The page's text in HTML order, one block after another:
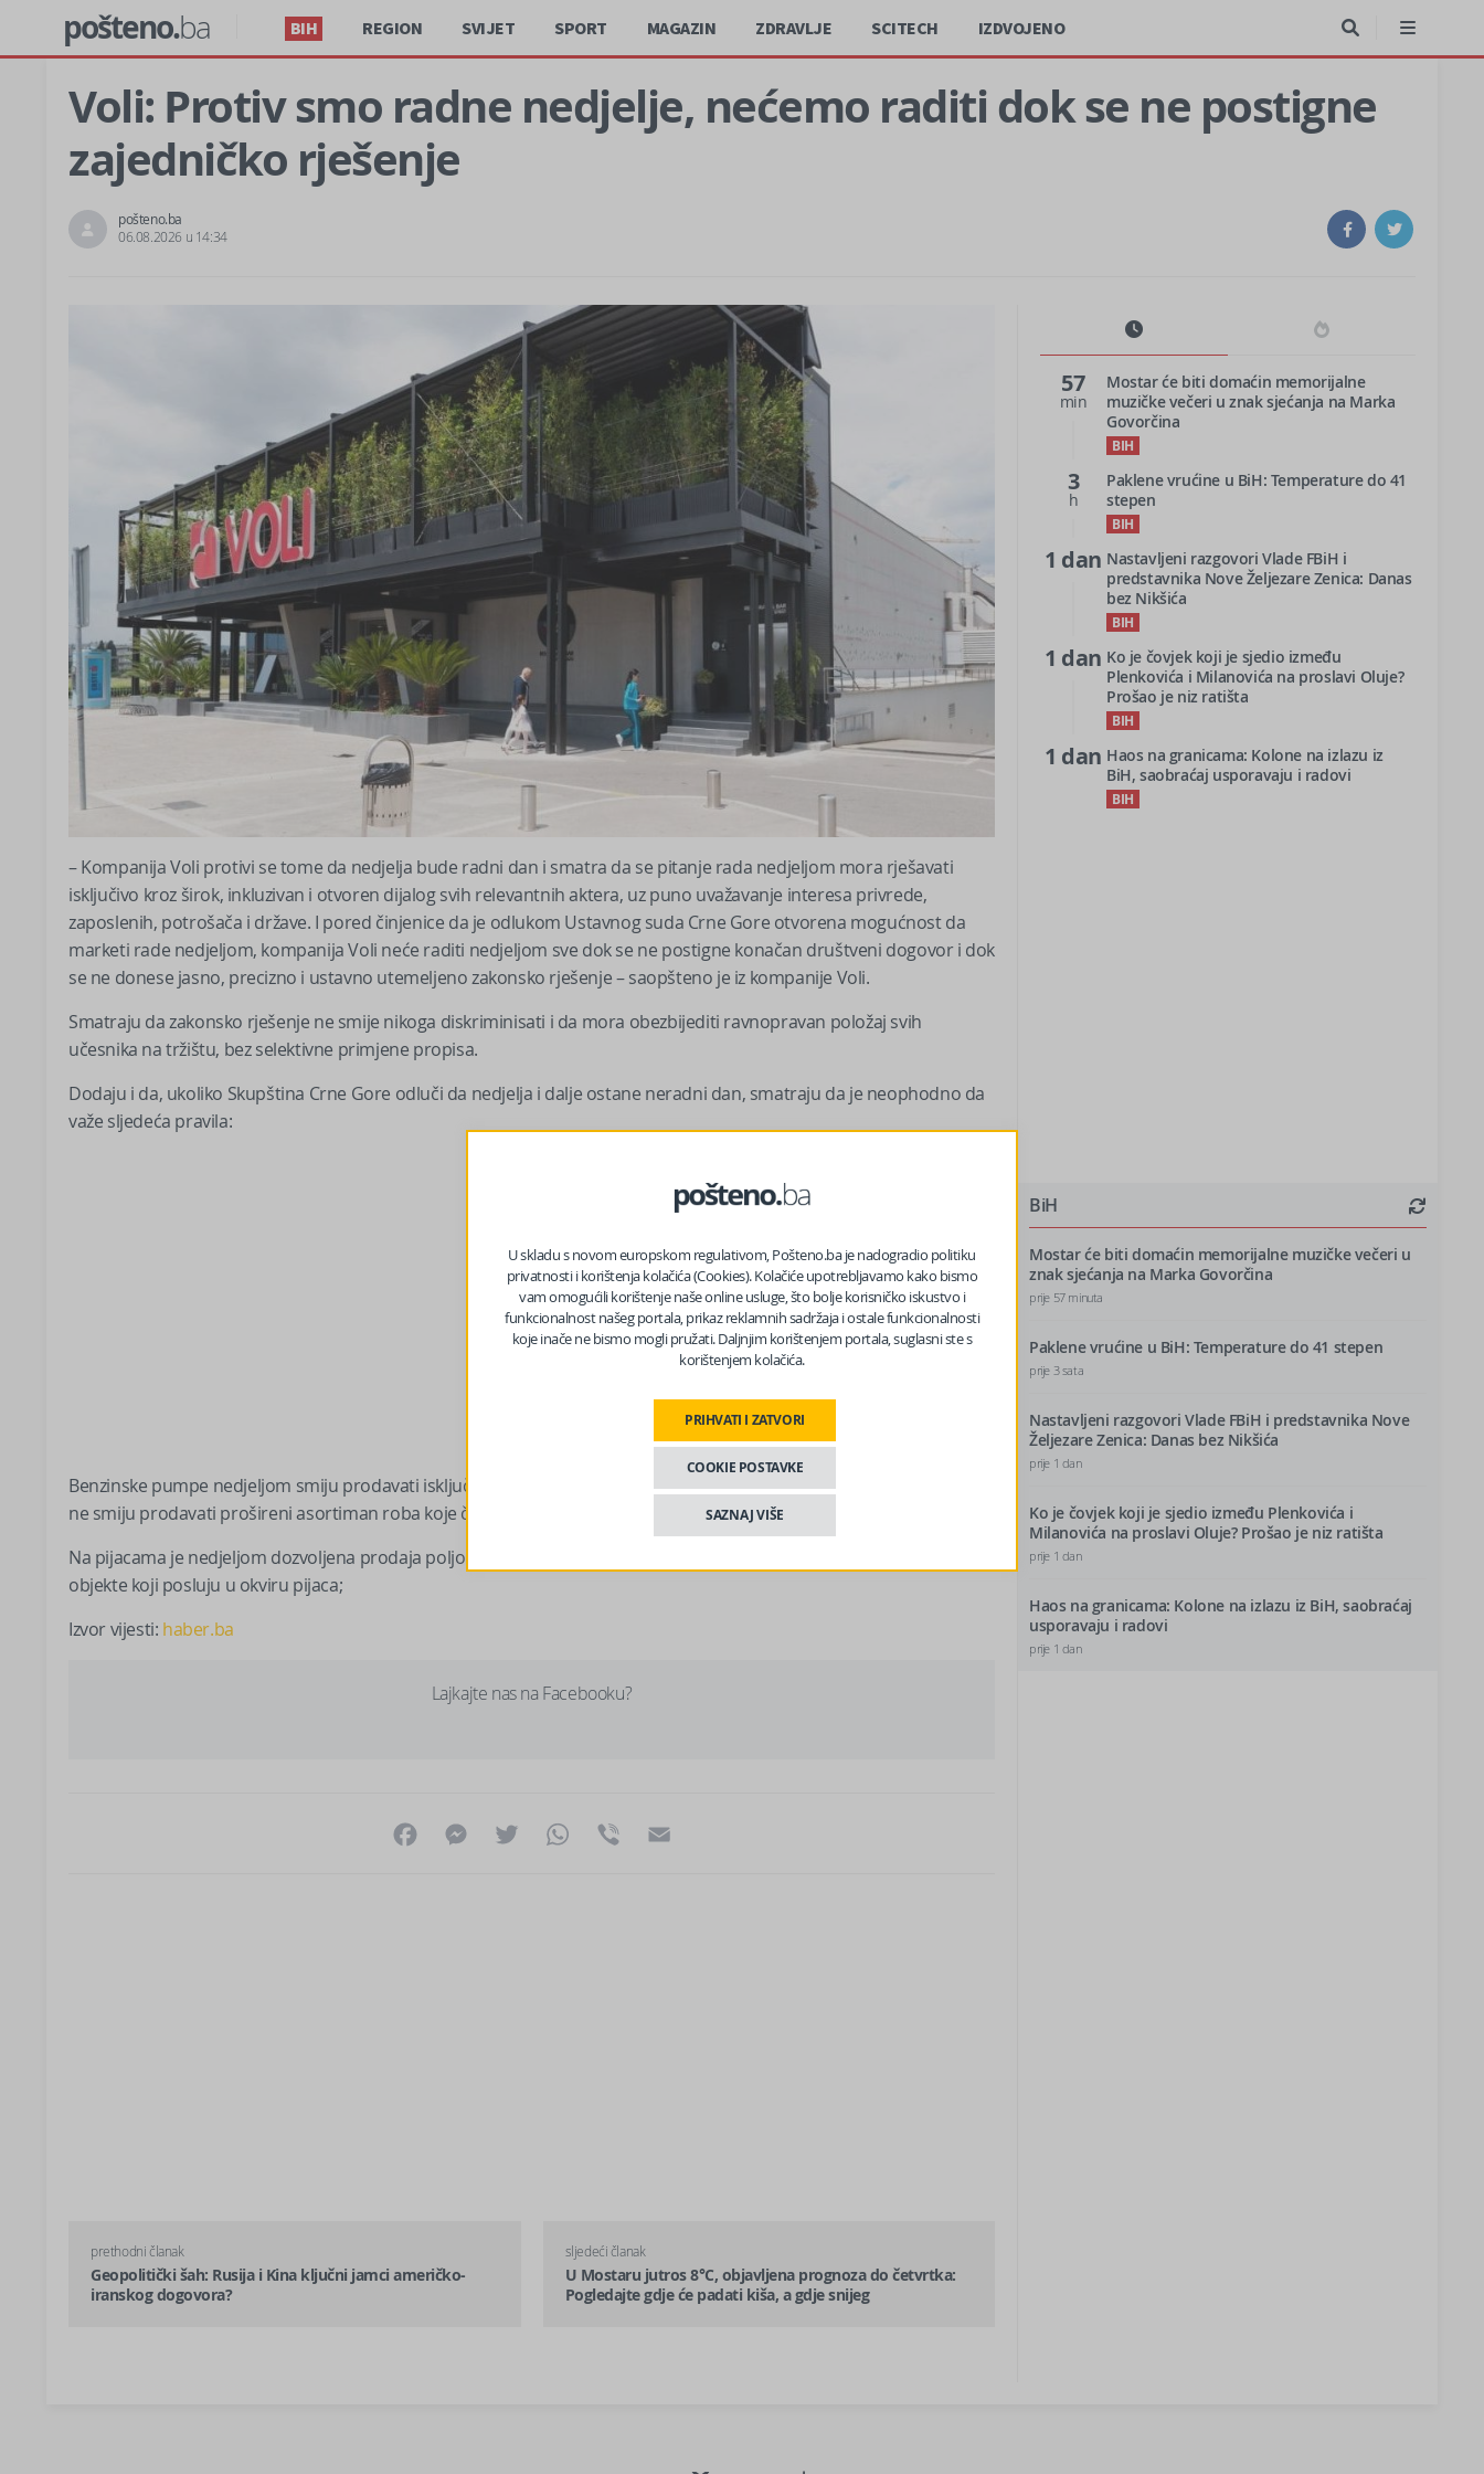
pošteno.ba BIH REGION SVIJET SPORT MAGAZIN ZDRAVLJE SCITECH IZDVOJENO
Voli: Protiv smo radne nedjelje, nećemo raditi dok se ne postigne
zajedničko rješenje
pošteno.ba
06.08.2026 u 14:34
– Kompanija Voli protivi se tome da nedjelja bude radni dan i smatra da se pitanje rada nedjeljom mora rješavati
isključivo kroz širok, inkluzivan i otvoren dijalog svih relevantnih aktera, uz puno uvažavanje interesa privrede,
zaposlenih, potrošača i države. I pored činjenice da je odlukom Ustavnog suda Crne Gore otvorena mogućnost da
marketi rade nedjeljom, kompanija Voli neće raditi nedjeljom sve dok se ne postigne konačan društveni dogovor i dok
se ne donese jasno, precizno i ustavno utemeljeno zakonsko rješenje – saopšteno je iz kompanije Voli.
Smatraju da zakonsko rješenje ne smije nikoga diskriminisati i da mora obezbijediti ravnopravan položaj svih
učesnika na tržištu, bez selektivne primjene propisa.
Dodaju i da, ukoliko Skupština Crne Gore odluči da nedjelja i dalje ostane neradni dan, smatraju da je neophodno da
važe sljedeća pravila:
Benzinske pumpe nedjeljom smiju prodavati isključivo naftne derivate i mogu imati otvorene ugostiteljske objekte, ali
ne smiju prodavati prošireni asortiman roba koje čine standardnu ponudu marketa;
Na pijacama je nedjeljom dozvoljena prodaja poljoprivrednih i mliječnih proizvoda, što se odnosi na sve prodavnice i
objekte koji posluju u okviru pijaca;
Izvor vijesti: haber.ba
Lajkajte nas na Facebooku?
FacebookMessenger
Twitter WhatsApp
Viber
prethodni članak
Geopolitički šah: Rusija i Kina ključni jamci američko-
iranskog dogovora?
sljedeći članak
U Mostaru jutros 8°C, objavljena prognoza do četvrtka:
Pogledajte gdje će padati kiša, a gdje snijeg
57
min
Mostar će biti domaćin memorijalne
muzičke večeri u znak sjećanja na Marka
Govorčina
BIH
3
h
Paklene vrućine u BiH: Temperature do 41
stepen
BIH
1 dan Nastavljeni razgovori Vlade FBiH i
predstavnika Nove Željezare Zenica: Danas
bez Nikšića
BIH
1 dan Ko je čovjek koji je sjedio između
Plenkovića i Milanovića na proslavi Oluje?
Prošao je niz ratišta
BIH
1 dan Haos na granicama: Kolone na izlazu iz
BiH, saobraćaj usporavaju i radovi
BIH
BiH
Mostar će biti domaćin memorijalne muzičke večeri u
znak sjećanja na Marka Govorčina
prije 57 minuta
Paklene vrućine u BiH: Temperature do 41 stepen
prije 3 sata
Nastavljeni razgovori Vlade FBiH i predstavnika Nove
Željezare Zenica: Danas bez Nikšića
prije 1 dan
Ko je čovjek koji je sjedio između Plenkovića i
Milanovića na proslavi Oluje? Prošao je niz ratišta
prije 1 dan
Haos na granicama: Kolone na izlazu iz BiH, saobraćaj
usporavaju i radovi
prije 1 dan
U skladu s novom europskom regulativom, Pošteno.ba je nadogradio politiku
privatnosti i korištenja kolačića (Cookies). Kolačiće upotrebljavamo kako bismo
vam omogućili korištenje naše online usluge, što bolje korisničko iskustvo i
funkcionalnost našeg portala, prikaz reklamnih sadržaja i ostale funkcionalnosti
koje inače ne bismo mogli pružati. Daljnjim korištenjem portala, suglasni ste s
korištenjem kolačića.
PRIHVATI I ZATVORI
COOKIE POSTAVKE
SAZNAJ VIŠE